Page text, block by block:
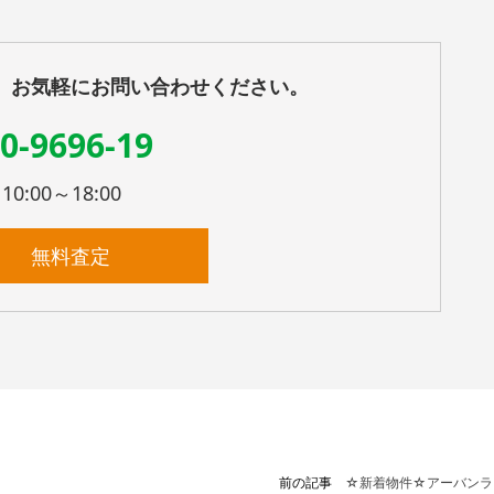
気軽にお問い合わせください。
9696-19
～18:00
無料査定
前の記事 ☆新着物件☆アーバンラ